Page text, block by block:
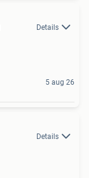
Details
5 aug 26
Details